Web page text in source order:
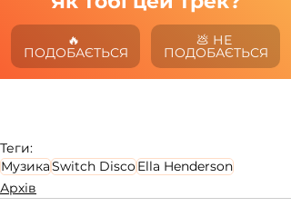
🔥
ПОДОБАЄТЬСЯ
💩 НЕ
ПОДОБАЄТЬСЯ
Теги:
МузикаSwitch DiscoElla Henderson
Архів